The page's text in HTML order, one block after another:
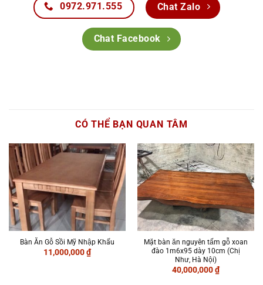
0972.971.555 Chat Zalo
Chat Facebook
CÓ THỂ BẠN QUAN TÂM
Bàn Ăn Gỗ Sồi Mỹ Nhập Khẩu
11,000,000₫
Mặt bàn ăn nguyên tấm gỗ xoan
đào 1m6x95 dày 10cm (Chị
Như, Hà Nội)
40,000,000₫